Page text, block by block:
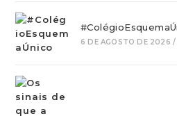
6 DE AGOSTO DE 2026 /